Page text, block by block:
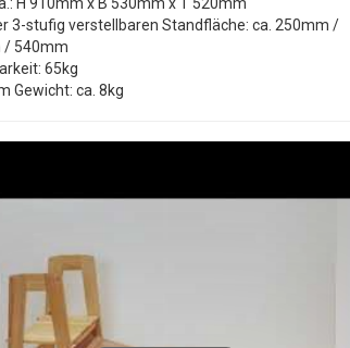
3-stufig verstellbaren Standfläche: ca. 250mm /
/ 540mm
65kg
Gewicht: ca. 8kg